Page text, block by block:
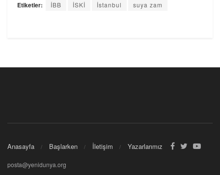
Etiketler: İBB İSKİ İstanbul suya zam
Anasayfa Başlarken İletişim Yazarlarımız
posta@yenidunya.org